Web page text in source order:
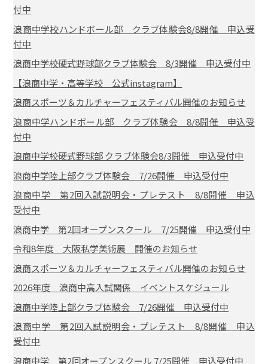
付中
浪商中学校ハンドボール部 クラブ体験会8/8開催 申込受
付中
浪商中学校硬式野球部クラブ体験会 8/3開催 申込受付中
【浪商中学・高等学校 公式instagram】
浪商スポーツ＆カルチャーフェスティバル開催のお知らせ
浪商中学ハンドボール部 クラブ体験会 8/8開催 申込受
付中
浪商中学校硬式野球部 クラブ体験会8/3開催 申込受付中
浪商中学陸上部クラブ体験会 7/26開催 申込受付中
浪商中学 第2回入試説明会・プレテスト 8/8開催 申込
受付中
浪商中学 第2回オープンスクール 7/25開催 申込受付中
令和8年度 大阪私学美術展 開催のお知らせ
浪商スポーツ＆カルチャーフェスティバル開催のお知らせ
2026年度 浪商中高入試関係 イベントスケジュール
浪商中学陸上部クラブ体験会 7/26開催 申込受付中
浪商中学 第2回入試説明会・プレテスト 8/8開催 申込
受付中
浪商中学 第2回オープンスクール 7/25開催 申込受付中